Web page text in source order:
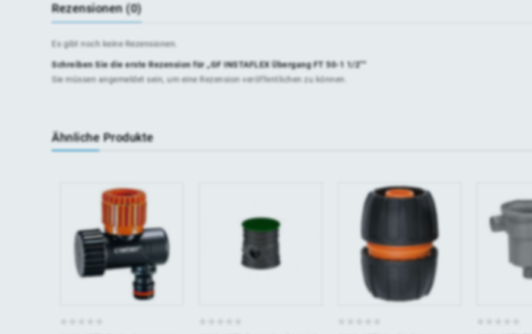
Rezensionen (0)
Es gibt noch keine Rezensionen.
Schreiben Sie die erste Rezension für „GF INSTAFLEX Übergang FT 50-1 1/2″“
Sie müssen angemeldet sein, um eine Rezension veröffentlichen zu können.
Ähnliche Produkte